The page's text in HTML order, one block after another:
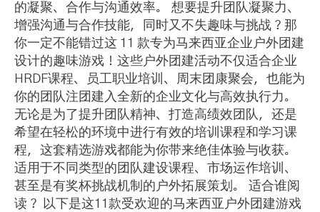
的凝聚、合作与沟通效率。 想要提升团队凝聚力、
增强沟通与合作技能，同时又不失趣味与挑战？那
你一定不能错过这 11 款专为马来西亚企业户外团建
设计的趣味游戏！这些户外团建活动不仅适合企业
HRDF课程、员工职业培训、周末团康聚会，也能为
你的团队注团建入全新的企业文化与高效执行力。
无论是为了提升团队精神、打造高绩效团队，还是
希望在轻松的环境中进行有效的培训课程和学习课
程，这套精选游戏都能为你带来绝佳体验与收获。
适用于不同类型的团队建设课程、市场运作培训、
甚至是有奖杯挑战机制的户外拓展策划。 适合谁阅
读？ 以下是这11款受欢迎的马来西亚户外团建游戏